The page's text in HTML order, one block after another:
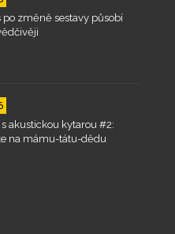
po změně sestavy působí
akustickou kytarou #2:
na mámu-tátu-dědu